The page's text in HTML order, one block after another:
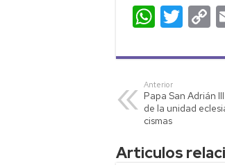
W
h
at
s
A
p
p
T
wi
tt
o
p
Anterior
Papa San Adrián
de la unidad
cismas
Articulos